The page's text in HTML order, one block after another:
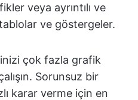
veya ayrıntılı ve
ve göstergeler.
çok fazla grafik
Sorunsuz bir
karar verme için en